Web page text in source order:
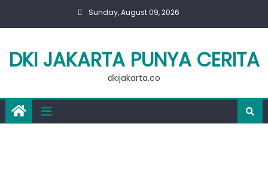
Sunday, August 09, 2026
DKI JAKARTA PUNYA CERITA
dkijakarta.co